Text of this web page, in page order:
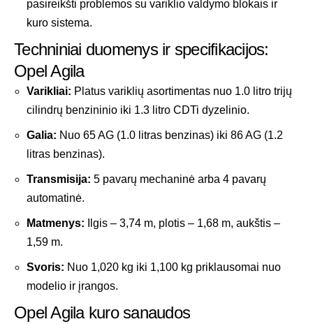
pasireikšti problemos su variklio valdymo blokais ir
kuro sistema.
Techniniai duomenys ir specifikacijos:
Opel Agila
Varikliai: Platus variklių asortimentas nuo 1.0 litro trijų
cilindrų benzininio iki 1.3 litro CDTi dyzelinio.
Galia: Nuo 65 AG (1.0 litras benzinas) iki 86 AG (1.2
litras benzinas).
Transmisija: 5 pavarų mechaninė arba 4 pavarų
automatinė.
Matmenys: Ilgis – 3,74 m, plotis – 1,68 m, aukštis –
1,59 m.
Svoris: Nuo 1,020 kg iki 1,100 kg priklausomai nuo
modelio ir įrangos.
Opel Agila kuro sanaudos